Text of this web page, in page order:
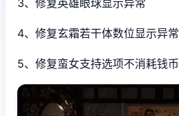
3、修复英雄眼球显示异常
4、修复玄霜若干体数位显示异常
5、修复蛮女支持选项不消耗钱币